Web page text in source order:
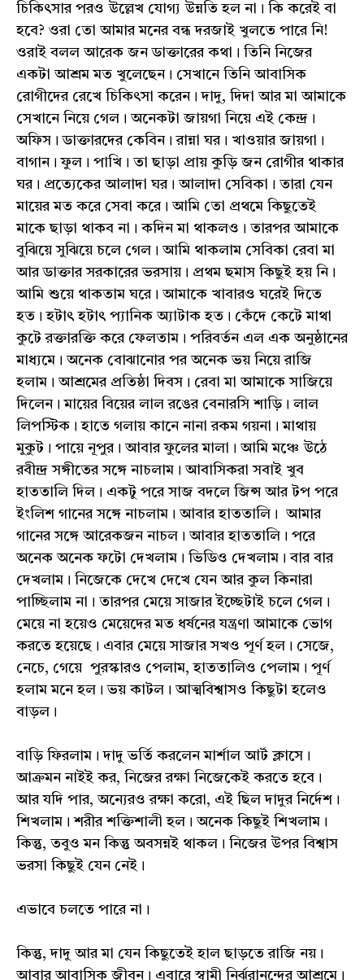
চিকিৎসার পরও উল্লেখ যোগ্য উন্নতি হল না। কি করেই বা
হবে? ওরা তো আমার মনের বন্ধ দরজাই খুলতে পারে নি!
ওরাই বলল আরেক জন ডাক্তারের কথা। তিনি নিজের
একটা আশ্রম মত খুলেছেন। সেখানে তিনি আবাসিক
রোগীদের রেখে চিকিৎসা করেন। দাদু, দিদা আর মা আমাকে
সেখানে নিয়ে গেল। অনেকটা জায়গা নিয়ে এই কেন্দ্র।
অফিস। ডাক্তারদের কেবিন। রান্না ঘর। খাওয়ার জায়গা।
বাগান। ফুল। পাখি। তা ছাড়া প্রায় কুড়ি জন রোগীর থাকার
ঘর। প্রত্যেকের আলাদা ঘর। আলাদা সেবিকা। তারা যেন
মায়ের মত করে সেবা করে। আমি তো প্রথমে কিছুতেই
মাকে ছাড়া থাকব না। কদিন মা থাকলও। তারপর আমাকে
বুঝিয়ে সুঝিয়ে চলে গেল। আমি থাকলাম সেবিকা রেবা মা
আর ডাক্তার সরকারের ভরসায়। প্রথম ছমাস কিছুই হয় নি।
আমি শুয়ে থাকতাম ঘরে। আমাকে খাবারও ঘরেই দিতে
হত। হটাৎ হটাৎ প্যানিক অ্যাটাক হত। কেঁদে কেটে মাথা
কুটে রক্তারক্তি করে ফেলতাম। পরিবর্তন এল এক অনুষ্ঠানের
মাধ্যমে। অনেক বোঝানোর পর অনেক ভয় নিয়ে রাজি
হলাম। আশ্রমের প্রতিষ্ঠা দিবস। রেবা মা আমাকে সাজিয়ে
দিলেন। মায়ের বিয়ের লাল রঙের বেনারসি শাড়ি। লাল
লিপস্টিক। হাতে গলায় কানে নানা রকম গয়না। মাথায়
মুকুট। পায়ে নূপুর। আবার ফুলের মালা। আমি মঞ্চে উঠে
রবীন্দ্র সঙ্গীতের সঙ্গে নাচলাম। আবাসিকরা সবাই খুব
হাততালি দিল। একটু পরে সাজ বদলে জিন্স আর টপ পরে
ইংলিশ গানের সঙ্গে নাচলাম। আবার হাততালি। আমার
গানের সঙ্গে আরেকজন নাচল। আবার হাততালি। পরে
অনেক অনেক ফটো দেখলাম। ভিডিও দেখলাম। বার বার
দেখলাম। নিজেকে দেখে দেখে যেন আর কুল কিনারা
পাচ্ছিলাম না। তারপর মেয়ে সাজার ইচ্ছেটাই চলে গেল।
মেয়ে না হয়েও মেয়েদের মত ধর্ষনের যন্ত্রণা আমাকে ভোগ
করতে হয়েছে। এবার মেয়ে সাজার সখও পূর্ণ হল। সেজে,
নেচে, গেয়ে পুরস্কারও পেলাম, হাততালিও পেলাম। পূর্ণ
হলাম মনে হল। ভয় কাটল। আত্মবিশ্বাসও কিছুটা হলেও
বাড়ল।
বাড়ি ফিরলাম। দাদু ভর্তি করলেন মার্শাল আর্ট ক্লাসে।
আক্রমন নাইই কর, নিজের রক্ষা নিজেকেই করতে হবে।
আর যদি পার, অন্যেরও রক্ষা করো, এই ছিল দাদুর নির্দেশ।
শিখলাম। শরীর শক্তিশালী হল। অনেক কিছুই শিখলাম।
কিন্তু, তবুও মন কিন্তু অবসন্নই থাকল। নিজের উপর বিশ্বাস
ভরসা কিছুই যেন নেই।
এভাবে চলতে পারে না।
কিন্তু, দাদু আর মা যেন কিছুতেই হাল ছাড়তে রাজি নয়।
আবার আবাসিক জীবন। এবারে স্বামী নির্ঝরানন্দের‌‌ আশ্রমে।